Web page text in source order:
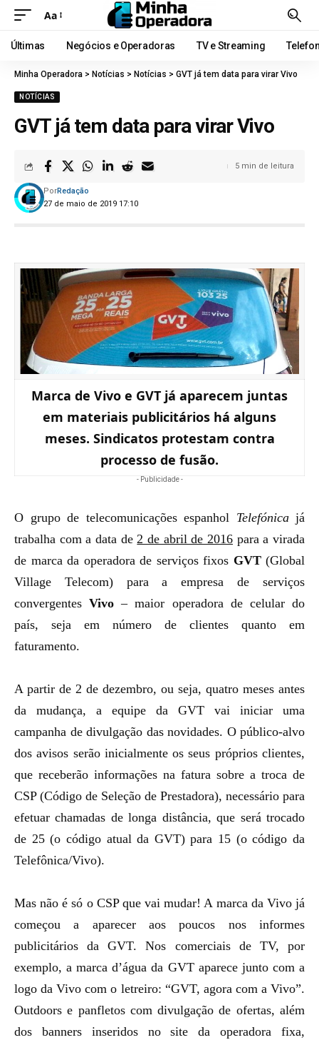
Aa
Últimas Negócios e Operadoras TV e Streaming
Minha Operadora > Notícias > Notícias > GVT já tem data para virar Vivo
NOTÍCIAS
GVT já tem data para virar Vivo
27 de maio de 2019 17:10
PorRedação
5 min de leitura
Marca de Vivo e GVT já aparecem juntas
em materiais publicitários há alguns
meses. Sindicatos protestam contra
processo de fusão.
- Publicidade -
O grupo de telecomunicações espanhol Telefónicajá
trabalha com a data de2 de abril de 2016 para a virada
de marca da operadora de serviços fixos GVT(Global
Village Telecom) para a empresa de serviços
convergentesVivo – maior operadora de celular do
país, seja em número de clientes quanto em
faturamento.
A partir de 2 de dezembro, ou seja, quatro meses antes
da mudança, a equipe da GVT vai iniciar uma
campanha de divulgação das novidades. O público-alvo
dos avisos serão inicialmente os seus próprios clientes,
que receberão informações na fatura sobre a troca de
CSP (Código de Seleção de Prestadora), necessário para
efetuar chamadas de longa distância, que será trocado
de 25 (o código atual da GVT) para 15 (o código da
Telefônica/Vivo).
Mas não é só o CSP que vai mudar! A marca da Vivo já
começou a aparecer aos poucos nos informes
publicitários da GVT. Nos comerciais de TV, por
exemplo, a marca d’água da GVT aparece junto com a
logo da Vivo com o letreiro: “GVT, agora com a Vivo”.
Outdoors e panfletos com divulgação de ofertas, além
dos banners inseridos no site da operadora fixa,